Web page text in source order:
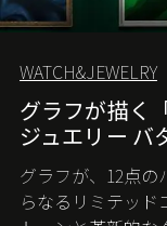
WATCH&JEWELRY
グラフが描く
ジュエリー バ
グラフが、12点
らなるリミテッ